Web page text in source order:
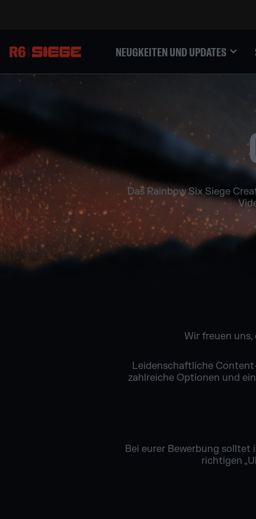
NEUGKEITEN UND UPDATES
Das Rainbow Six Siege
Wir freuen
Leidenschaftliche
zahlreiche Optionen und
Bei eurer Bewerbung solltet
richtigen